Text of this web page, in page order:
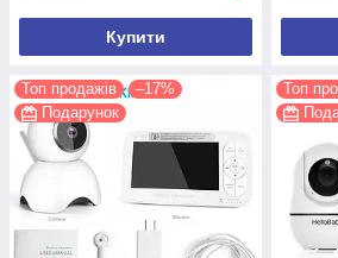
Купити
Топ продажів
–17%
Подарунок
Топ